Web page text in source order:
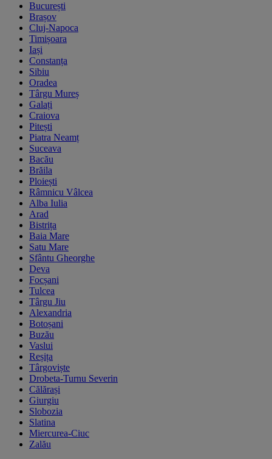
București
Brașov
Cluj-Napoca
Timișoara
Iași
Constanța
Sibiu
Oradea
Târgu Mureș
Galați
Craiova
Pitești
Piatra Neamț
Suceava
Bacău
Brăila
Ploiești
Râmnicu Vâlcea
Alba Iulia
Arad
Bistrița
Baia Mare
Satu Mare
Sfântu Gheorghe
Deva
Focșani
Tulcea
Târgu Jiu
Alexandria
Botoșani
Buzău
Vaslui
Reșița
Târgoviște
Drobeta-Turnu Severin
Călărași
Giurgiu
Slobozia
Slatina
Miercurea-Ciuc
Zalău